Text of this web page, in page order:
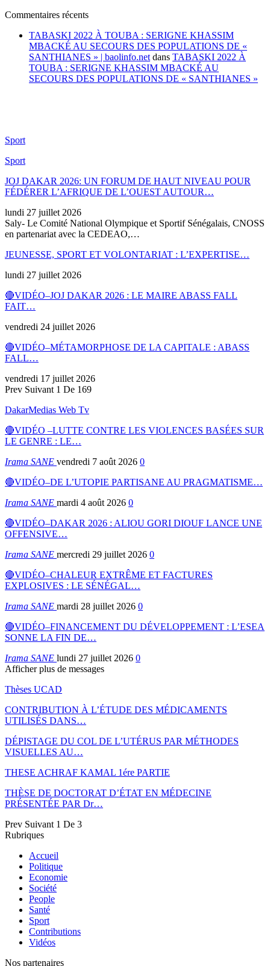
Commentaires récents
TABASKI 2022 À TOUBA : SERIGNE KHASSIM
MBACKÉ AU SECOURS DES POPULATIONS DE «
SANTHIANES » | baolinfo.net dans TABASKI 2022 À
TOUBA : SERIGNE KHASSIM MBACKÉ AU
SECOURS DES POPULATIONS DE « SANTHIANES »
Sport
Sport
JOJ DAKAR 2026: UN FORUM DE HAUT NIVEAU POUR
FÉDÉRER L’AFRIQUE DE L’OUEST AUTOUR…
lundi 27 juillet 2026
Saly- Le Comité National Olympique et Sportif Sénégalais, CNOSS
en partenariat avec la CEDEAO,…
JEUNESSE, SPORT ET VOLONTARIAT : L’EXPERTISE…
lundi 27 juillet 2026
🔴VIDÉO–JOJ DAKAR 2026 : LE MAIRE ABASS FALL
FAIT…
vendredi 24 juillet 2026
🔴VIDÉO–MÉTAMORPHOSE DE LA CAPITALE : ABASS
FALL…
vendredi 17 juillet 2026
Prev Suivant 1 De 169
DakarMedias Web Tv
🔴VIDÉO –LUTTE CONTRE LES VIOLENCES BASÉES SUR
LE GENRE : LE…
Irama SANE vendredi 7 août 2026 0
🔴VIDÉO–DE L’UTOPIE PARTISANE AU PRAGMATISME…
Irama SANE mardi 4 août 2026 0
🔴VIDÉO–DAKAR 2026 : ALIOU GORI DIOUF LANCE UNE
OFFENSIVE…
Irama SANE mercredi 29 juillet 2026 0
🔴VIDÉO–CHALEUR EXTRÊME ET FACTURES
EXPLOSIVES : LE SÉNÉGAL…
Irama SANE mardi 28 juillet 2026 0
🔴VIDÉO–FINANCEMENT DU DÉVELOPPEMENT : L’ESEA
SONNE LA FIN DE…
Irama SANE lundi 27 juillet 2026 0
Afficher plus de messages
Thèses UCAD
CONTRIBUTION À L’ÉTUDE DES MÉDICAMENTS
UTILISÉS DANS…
DÉPISTAGE DU COL DE L’UTÉRUS PAR MÉTHODES
VISUELLES AU…
THESE ACHRAF KAMAL 1ére PARTIE
THÈSE DE DOCTORAT D’ÉTAT EN MÉDECINE
PRÉSENTÉE PAR Dr…
Prev Suivant 1 De 3
Rubriques
Accueil
Politique
Economie
Société
People
Santé
Sport
Contributions
Vidéos
Nos partenaires